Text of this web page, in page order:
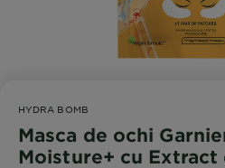
HYDRA BOMB
Masca de ochi
Moisture+ cu Extract